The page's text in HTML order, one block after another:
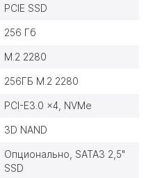
PCIE SSD
256 Гб
M.2 2280
256ГБ M.2 2280
PCI-E3.0 x4, NVMe
3D NAND
Опционально, SATA3 2,5"
SSD